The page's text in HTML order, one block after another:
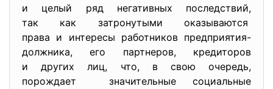
и целый ряд негативных последствий,
так как затронутыми оказываются
права и интересы работников предприятия-
должника, его партнеров, кредиторов
и других лиц, что, в свою очередь,
порождает значительные социальные